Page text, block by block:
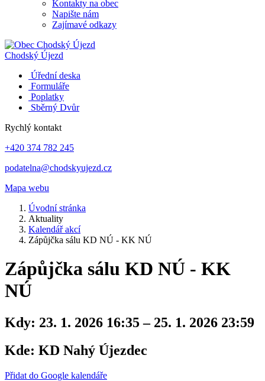
Kontakty na obec
Napište nám
Zajímavé odkazy
Chodský Újezd
Úřední deska
Formuláře
Poplatky
Sběrný Dvůr
Rychlý kontakt
+420 374 782 245
podatelna@chodskyujezd.cz
Mapa webu
Úvodní stránka
Aktuality
Kalendář akcí
Zápůjčka sálu KD NÚ - KK NÚ
Zápůjčka sálu KD NÚ - KK
NÚ
Kdy: 23. 1. 2026 16:35 – 25. 1. 2026 23:59
Kde: KD Nahý Újezdec
Přidat do Google kalendáře